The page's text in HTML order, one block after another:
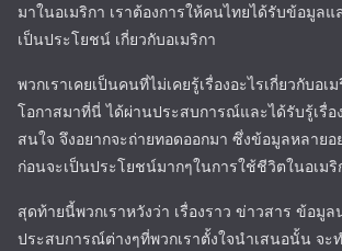
มาในอเมริกา เราต้องการให้คนไทยได้รับข้อมูลแ
เป็นประโยชน์ เกี่ยวกับอเมริกา
พวกเราเคยเป็นคนที่ไม่เคยรู้เรื่องอะไรเกี่ยวกับอเ
โอกาสมาที่นี่ ได้ผ่านประสบการณ์และได้รับรู้เรื่อ
สนใจ จึงอยากจะถ่ายทอดออกมา ซึ่งข้อมูลหลายอ
ก่อนจะเป็นประโยชน์มากๆในการใช้ชีวิตในอเมริ
สุดท้ายนี้พวกเราหวังว่า เรื่องราว ข่าวสาร ข้อมูล
ประสบการณ์ต่างๆที่พวกเราตั้งใจนำเสนอนั้น จะ